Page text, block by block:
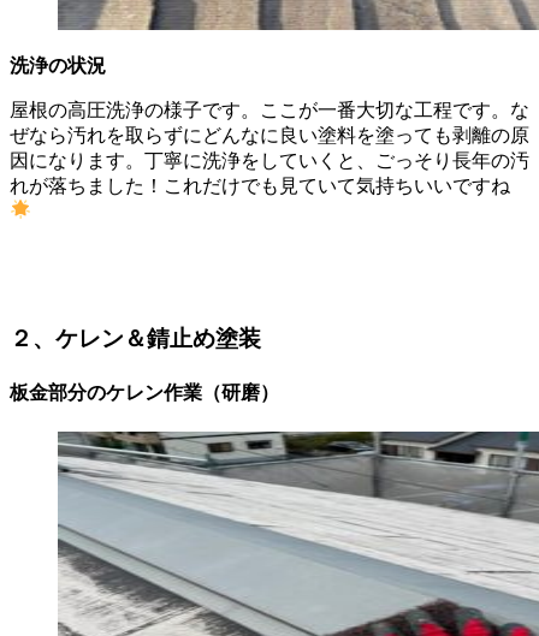
洗浄の状況
屋根の高圧洗浄の様子です。ここが一番大切な工程です。な
ぜなら汚れを取らずにどんなに良い塗料を塗っても剥離の原
因になります。丁寧に洗浄をしていくと、ごっそり長年の汚
れが落ちました！これだけでも見ていて気持ちいいですね
２、ケレン＆錆止め塗装
板金部分のケレン作業（研磨）